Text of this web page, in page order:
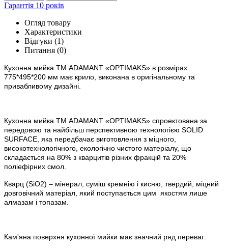
Гарантія 10 років
Огляд товару
Характеристики
Відгуки (1)
Питання (0)
Кухонна мийка ТМ ADAMANT «OPTIMAKS» в розмірах
775*495*200 мм має крило, виконана в оригінальному та
привабливому дизайні.
Кухонна мийка ТМ ADAMANT «OPTIMAKS» спроектована за
передовою та найбільш перспективною технологією SOLID
SURFACE, яка передбачає виготовлення з міцного,
високотехнологічного, екологічно чистого матеріалу, що
складається на 80% з кварцитів різних фракцій та 20%
поліефірних смол.
Кварц (SiO2) – мінерал, суміш кремнію і кисню, твердий, міцний
довговічний матеріал, який поступається цим якостям лише
алмазам і топазам.
Кам'яна поверхня кухонної мийки має значний ряд переваг: